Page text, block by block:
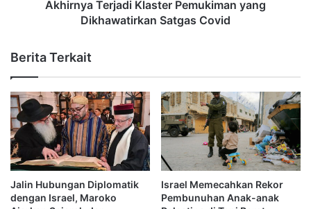
Akhirnya Terjadi Klaster Pemukiman yang
Dikhawatirkan Satgas Covid
Berita Terkait
Jalin Hubungan Diplomatik
dengan Israel, Maroko
Israel Memecahkan Rekor
Pembunuhan Anak-anak